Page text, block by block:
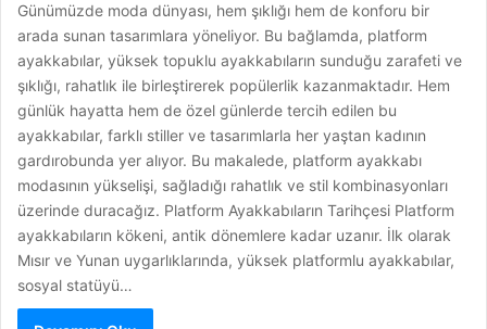
Günümüzde moda dünyası, hem şıklığı hem de konforu bir
arada sunan tasarımlara yöneliyor. Bu bağlamda, platform
ayakkabılar, yüksek topuklu ayakkabıların sunduğu zarafeti ve
şıklığı, rahatlık ile birleştirerek popülerlik kazanmaktadır. Hem
günlük hayatta hem de özel günlerde tercih edilen bu
ayakkabılar, farklı stiller ve tasarımlarla her yaştan kadının
gardırobunda yer alıyor. Bu makalede, platform ayakkabı
modasının yükselişi, sağladığı rahatlık ve stil kombinasyonları
üzerinde duracağız. Platform Ayakkabıların Tarihçesi Platform
ayakkabıların kökeni, antik dönemlere kadar uzanır. İlk olarak
Mısır ve Yunan uygarlıklarında, yüksek platformlu ayakkabılar,
sosyal statüyü…